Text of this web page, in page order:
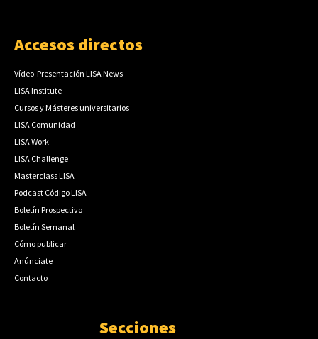
Accesos directos
Vídeo-Presentación LISA News
LISA Institute
Cursos y Másteres universitarios
LISA Comunidad
LISA Work
LISA Challenge
Masterclass LISA
Podcast Código LISA
Boletín Prospectivo
Boletín Semanal
Cómo publicar
Anúnciate
Contacto
Secciones